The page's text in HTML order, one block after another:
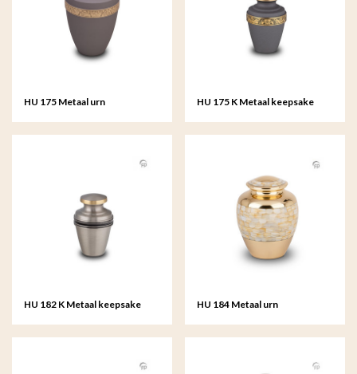
HU 175 Metaal urn HU 175 K Metaal keepsake
HU 182 K Metaal keepsake HU 184 Metaal urn